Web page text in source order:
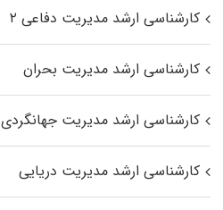
کارشناسی ارشد مدیریت دفاعی ۲
کارشناسی ارشد مدیریت بحران
کارشناسی ارشد مدیریت جهانگردی
کارشناسی ارشد مدیریت دریایی